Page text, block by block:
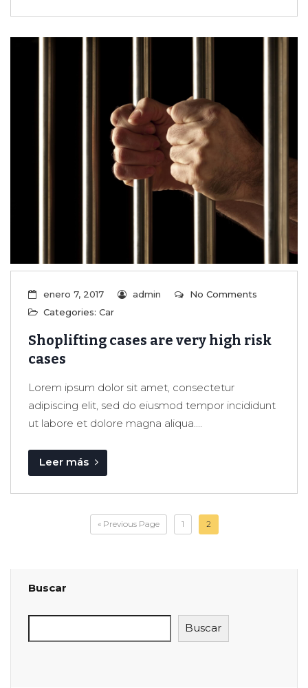
enero 7, 2017 admin
No Comments
Categories: Car
Shoplifting cases are very high risk
cases
Lorem ipsum dolor sit amet, consectetur
adipiscing elit, sed do eiusmod tempor incididunt
ut labore et dolore magna aliqua....
Leer más
« Previous Page 1 2
Buscar
Buscar